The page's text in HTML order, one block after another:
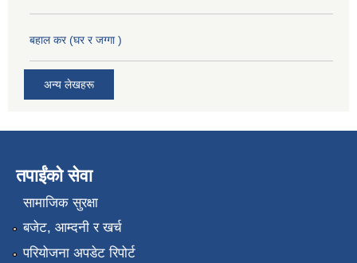
बहाल कर (घर र जग्गा )
अन्य लेखहरू
तपाईंको सेवा
सामाजिक सुरक्षा
बजेट, आम्दनी र खर्च
परियोजना अपडेट रिपोर्ट